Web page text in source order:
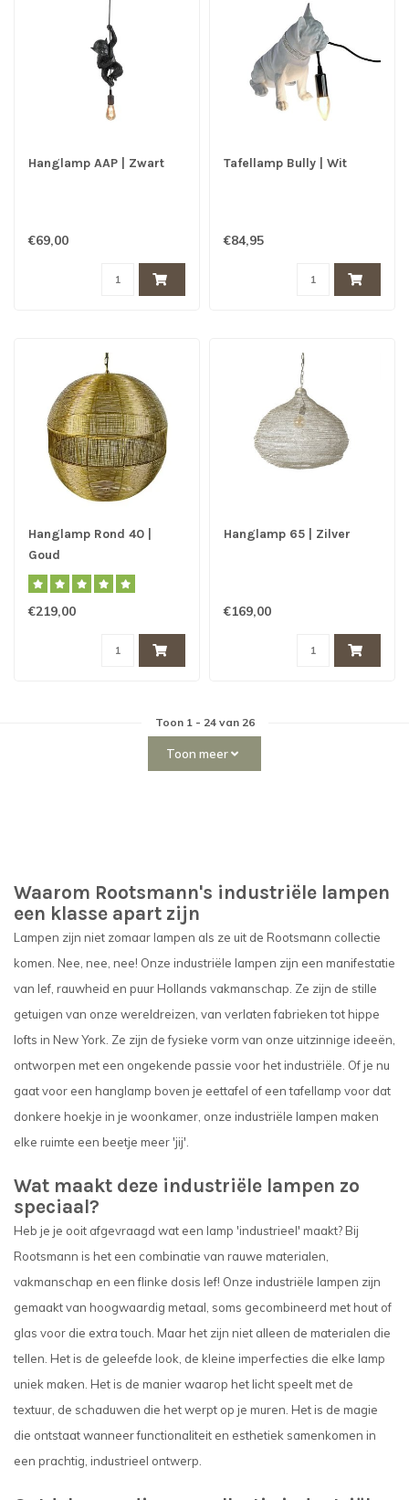
Hanglamp AAP | Zwart
€69,00
Tafellamp Bully | Wit
€84,95
Hanglamp Rond 40 |
Goud
€219,00
Hanglamp 65 | Zilver
€169,00
Toon 1- 24van 26
Toon meer
Waarom Rootsmann's industriële lampen
een klasse apart zijn
Lampen zijn niet zomaar lampen als ze uit de Rootsmann collectie
komen. Nee, nee, nee! Onze industriële lampen zijn een manifestatie
van lef, rauwheid en puur Hollands vakmanschap. Ze zijn de stille
getuigen van onze wereldreizen, van verlaten fabrieken tot hippe
lofts in New York. Ze zijn de fysieke vorm van onze uitzinnige ideeën,
ontworpen met een ongekende passie voor het industriële. Of je nu
gaat voor een hanglamp boven je eettafel of een tafellamp voor dat
donkere hoekje in je woonkamer, onze industriële lampen maken
elke ruimte een beetje meer 'jij'.
Wat maakt deze industriële lampen zo
speciaal?
Heb je je ooit afgevraagd wat een lamp 'industrieel' maakt? Bij
Rootsmann is het een combinatie van rauwe materialen,
vakmanschap en een flinke dosis lef! Onze industriële lampen zijn
gemaakt van hoogwaardig metaal, soms gecombineerd met hout of
glas voor die extra touch. Maar het zijn niet alleen de materialen die
tellen. Het is de geleefde look, de kleine imperfecties die elke lamp
uniek maken. Het is de manier waarop het licht speelt met de
textuur, de schaduwen die het werpt op je muren. Het is de magie
die ontstaat wanneer functionaliteit en esthetiek samenkomen in
een prachtig, industrieel ontwerp.